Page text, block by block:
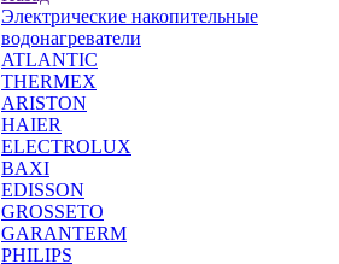
Электрические накопительные
водонагреватели
ATLANTIC
THERMEX
ARISTON
HAIER
ELECTROLUX
BAXI
EDISSON
GROSSETO
GARANTERM
PHILIPS